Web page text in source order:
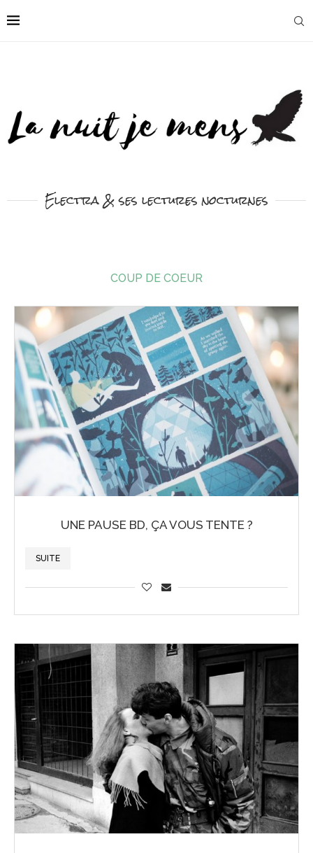
Electra & ses lectures nocturnes
COUP DE COEUR
UNE PAUSE BD, ÇA VOUS TENTE ?
SUITE